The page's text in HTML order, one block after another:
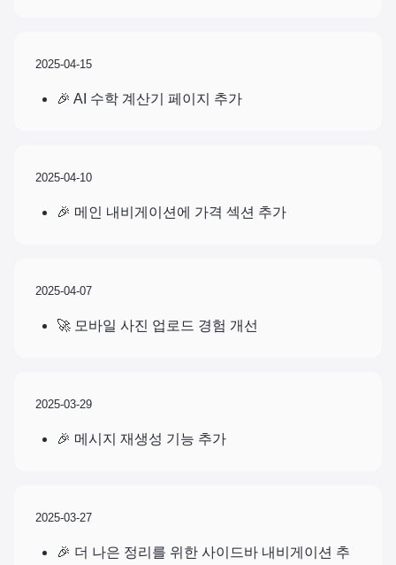
2025-04-15
🎉 AI 수학 계산기 페이지 추가
2025-04-10
🎉 메인 내비게이션에 가격 섹션 추가
2025-04-07
🚀 모바일 사진 업로드 경험 개선
2025-03-29
🎉 메시지 재생성 기능 추가
2025-03-27
🎉 더 나은 정리를 위한 사이드바 내비게이션 추